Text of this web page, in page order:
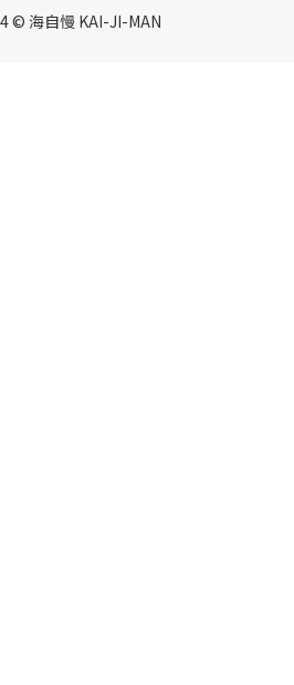
© 海自慢 KAI-JI-MAN